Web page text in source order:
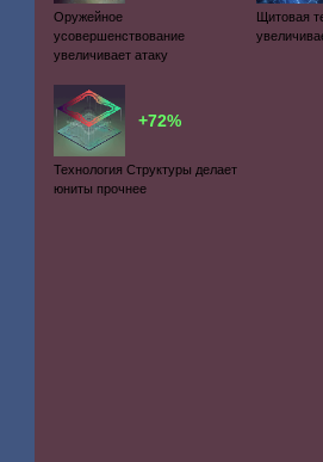
Оружейное
усовершенствование
увеличивает атаку
Щитовая
+72%
Технология Структуры делает
юниты прочнее